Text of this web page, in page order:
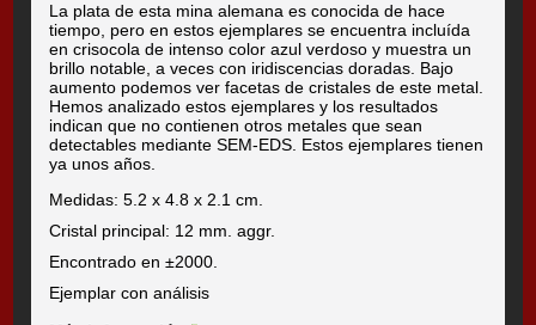
La plata de esta mina alemana es conocida de hace
tiempo, pero en estos ejemplares se encuentra incluída
en crisocola de intenso color azul verdoso y muestra un
brillo notable, a veces con iridiscencias doradas. Bajo
aumento podemos ver facetas de cristales de este metal.
Hemos analizado estos ejemplares y los resultados
indican que no contienen otros metales que sean
detectables mediante SEM-EDS. Estos ejemplares tienen
ya unos años.
Medidas: 5.2 x 4.8 x 2.1 cm.
Cristal principal: 12 mm. aggr.
Encontrado en ±2000.
Ejemplar con análisis